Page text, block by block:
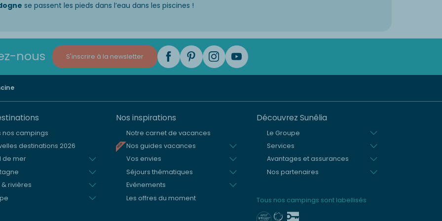
se passent les pieds dans l’eau dans les piscines !
nous S'inscrire à la newsletter
nos campings
destinations 2026
de mer
& rivières
Nos inspirations
Notre carnet de vacances
Nos guides vacances
Vos envies
Séjours thématiques
Evénements
Les offres du moment
Découvrez Sunêlia
Le Groupe
Services
Avantages et assurances
Nos partenaires
Tous nos campings sont labellisés